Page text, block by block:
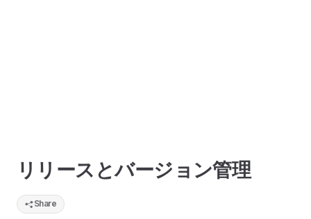
リリースとバージョン管理
Share